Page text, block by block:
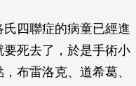
四聯症的病童已經進
死去了，於是手術小
布雷洛克、道希葛、